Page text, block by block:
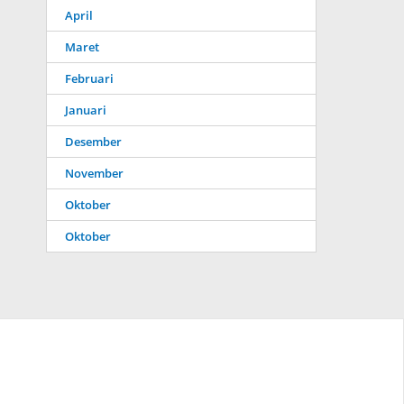
April
Maret
Februari
Januari
Desember
November
Oktober
Oktober